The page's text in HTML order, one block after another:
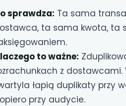
sprawdza: Ta sama
ta sama kwota, ta
to ważne:
z
łapią duplikaty przy
przy audycie.